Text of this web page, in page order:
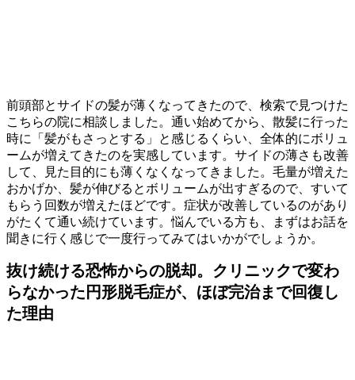
前頭部とサイドの髪が薄くなってきたので、検索で見つけた
こちらの院に相談しました。通い始めてから、散髪に行った
時に「髪がもさっとする」と感じるくらい、全体的にボリュ
ームが増えてきたのを実感しています。サイドの薄さも改善
して、見た目的にも薄くなくなってきました。毛量が増えた
おかげか、髪が伸びるとボリュームが出すぎるので、すいて
もらう回数が増えたほどです。症状が改善しているのがあり
がたくて通い続けています。悩んでいる方も、まずはお話を
聞きに行く感じで一度行ってみてはいかがでしょうか。
抜け続ける恐怖からの脱却。クリニックで変わ
らなかった円形脱毛症が、ほぼ完治まで回復し
た理由